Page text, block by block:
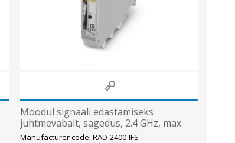
Moodul signaali edastamiseks
juhtmevabalt, sagedus, 2.4 GHz, max
5km, Phoenix
Manufacturer code: RAD-2400-IFS